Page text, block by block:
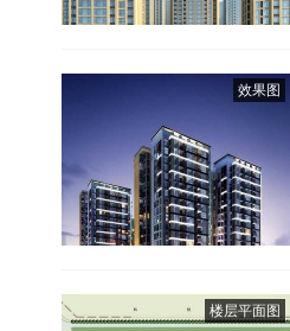
效果图
楼层平面图